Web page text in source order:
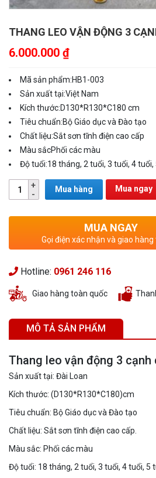
THANG LEO VẬN ĐỘNG 3
6.000.000 ₫
Mã sản phẩm:HB1-003
Sản xuất tại:Việt Nam
Kích thước:D130*R130*C180 cm
Tiêu chuẩn:Bộ Giáo dục và Đào tạo
Chất liệu:Sắt sơn tĩnh điện cao cấp
Màu sắcPhối các màu
Độ tuổi:18 tháng, 2 tuổi, 3 tuổi, 4 tuổi,
Mua hàng Mua ngay
MUA NGAY
Gọi điện xác nhận và giao hàng
Hotline: 0961 246 116
Giao hàng toàn quốc
MÔ TẢ SẢN PHẨM
Thang leo vận động 3 cạnh
Sản xuất tại: Đài Loan
Kích thước: (D130*R130*C180)cm
Tiêu chuẩn: Bộ Giáo dục và Đào tạo
Chất liệu: Sắt sơn tĩnh điện cao cấp.
Màu sắc: Phối các màu
Độ tuổi: 18 tháng, 2 tuổi, 3 tuổi, 4 tuổi, 5